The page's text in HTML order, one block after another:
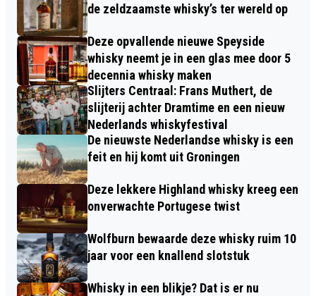
de zeldzaamste whisky’s ter wereld op
Deze opvallende nieuwe Speyside
whisky neemt je in een glas mee door 5
decennia whisky maken
Slijters Centraal: Frans Muthert, de
slijterij achter Dramtime en een nieuw
Nederlands whiskyfestival
De nieuwste Nederlandse whisky is een
feit en hij komt uit Groningen
Deze lekkere Highland whisky kreeg een
onverwachte Portugese twist
Wolfburn bewaarde deze whisky ruim 10
jaar voor een knallend slotstuk
Whisky in een blikje? Dat is er nu